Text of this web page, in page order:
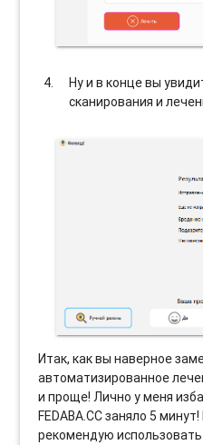
Ну и в конце вы
сканирования и
Итак, как вы наверное
автоматизированное
и проще! Лично у меня
FEDABA.CC заняло 5
рекомендую